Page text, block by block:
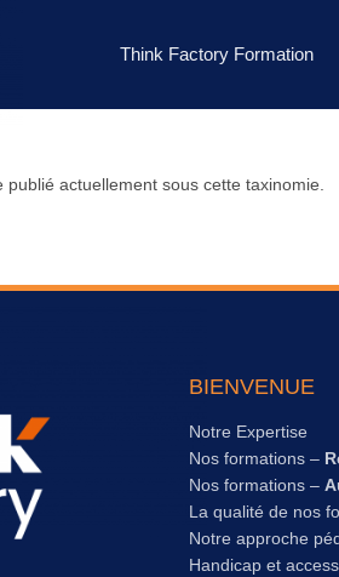
Think Factory Formation
publié actuellement sous cette taxinomie.
BIENVENUE
Notre Expertise
Nos formations –
Nos formations –
La qualité de nos
Notre approche
Handicap et